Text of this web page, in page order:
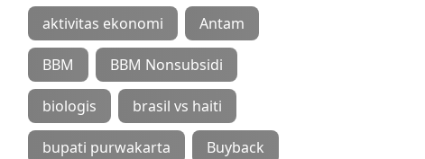
aktivitas ekonomi Antam
BBM BBM Nonsubsidi
biologis brasil vs haiti
bupati purwakarta Buyback